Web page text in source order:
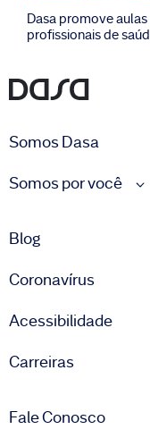
Dasa promove
profissionais de
Somos Dasa
Somos por você
Blog
Coronavírus
Acessibilidade
Carreiras
Fale Conosco